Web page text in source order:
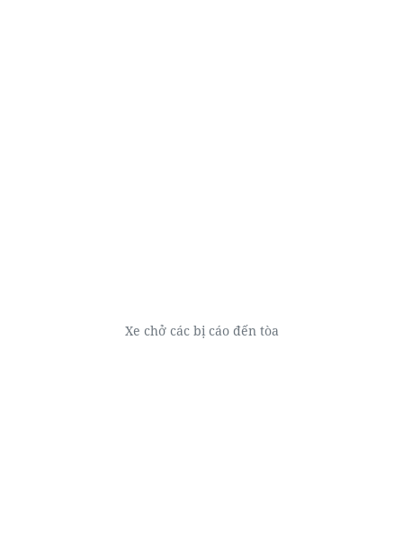
Xe chở các bị cáo đến tòa